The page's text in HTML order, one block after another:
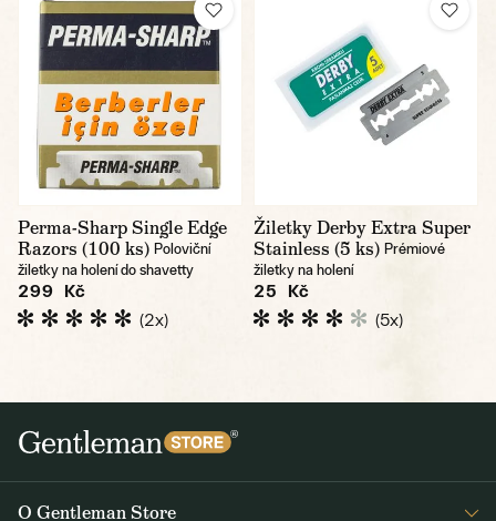
Perma-Sharp Single Edge
Razors (100 ks) Poloviční
žiletky na holení do shavetty
299 Kč
(2x)
Žiletky Derby Extra Super
Stainless (5 ks) Prémiové
žiletky na holení
25 Kč
(5x)
O Gentleman Store